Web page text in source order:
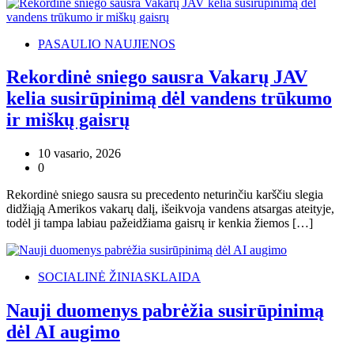
PASAULIO NAUJIENOS
Rekordinė sniego sausra Vakarų JAV
kelia susirūpinimą dėl vandens trūkumo
ir miškų gaisrų
10 vasario, 2026
0
Rekordinė sniego sausra su precedento neturinčiu karščiu slegia
didžiąją Amerikos vakarų dalį, išeikvoja vandens atsargas ateityje,
todėl ji tampa labiau pažeidžiama gaisrų ir kenkia žiemos […]
SOCIALINĖ ŽINIASKLAIDA
Nauji duomenys pabrėžia susirūpinimą
dėl AI augimo